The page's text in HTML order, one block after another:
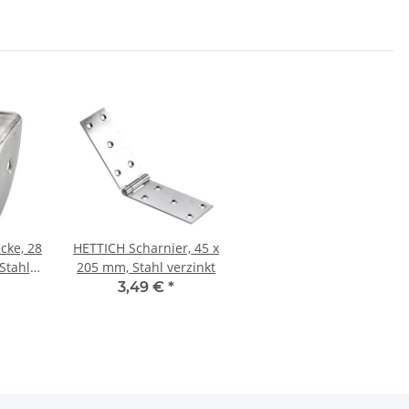
28
HETTICH Scharnier, 45 x
205 mm, Stahl verzinkt
3,49 € *